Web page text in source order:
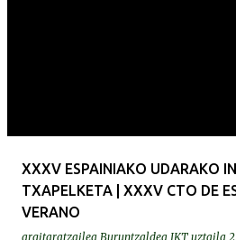
XXXV ESPAINIAKO UDARAKO
TXAPELKETA | XXXV CTO DE
VERANO
argitaratzailea Buruntzaldea IKT uztaila